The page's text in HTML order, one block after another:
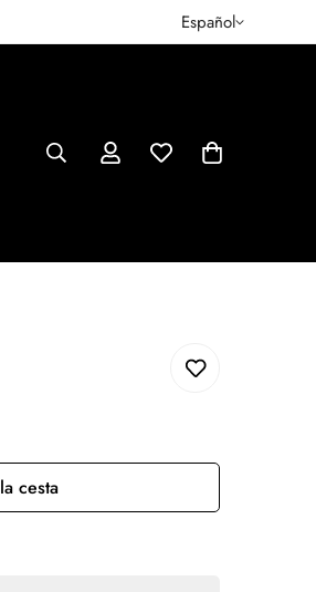
Español
cesta